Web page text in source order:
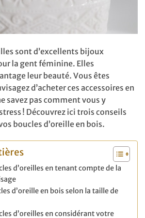
sont d’excellents bijoux
la gent féminine. Elles
leur beauté. Vous êtes
d’acheter ces accessoires en
savez pas comment vous y
! Découvrez ici trois conseils
boucles d’oreille en bois.
d’oreilles en tenant compte de la
d’oreille en bois selon la taille de
d’oreilles en considérant votre